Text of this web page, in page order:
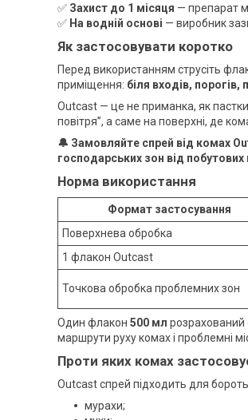
✅ Захист до 1 місяця — препарат
✅ На водній основі — виробник
Як застосовувати коротко
Перед використанням струсіть
приміщення: біля входів,
Outcast — це не приманка, як
повітря”, а саме на поверхні, де
🔔 Замовляйте спрей від комах
господарських зон від побутових
Норма використання
Формат застосування
Поверхнева обробка
1 флакон Outcast
Точкова обробка проблемних зон
Один флакон 500 мл розрахований
маршрути руху комах і проблемні
Проти яких комах
Outcast спрей підходить для
мурахи;